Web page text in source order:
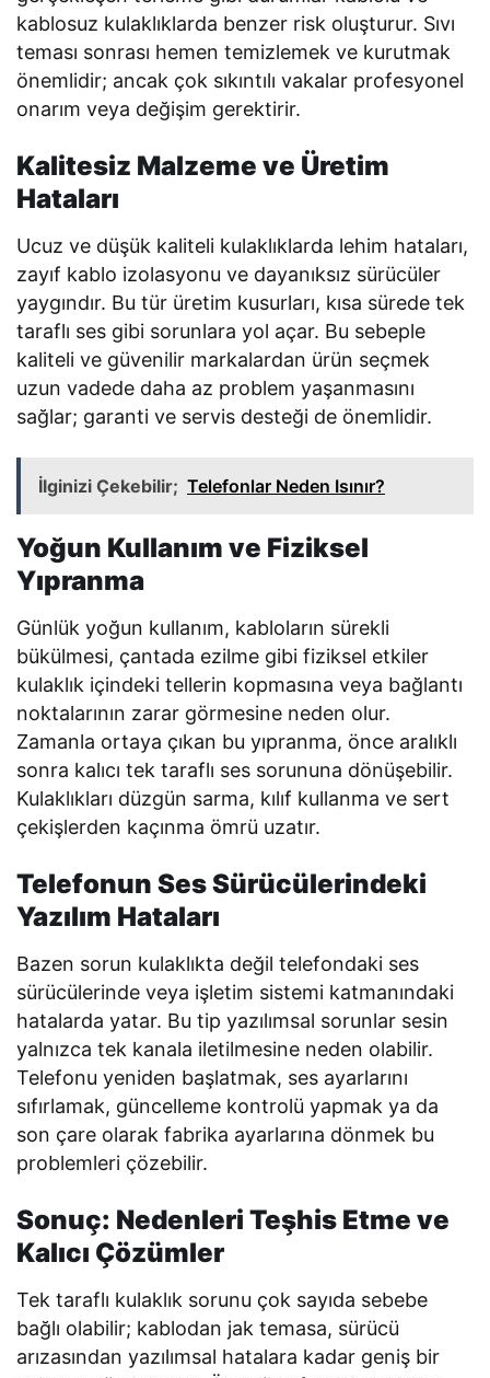
kablosuz kulaklıklarda benzer risk oluşturur. Sıvı
teması sonrası hemen temizlemek ve kurutmak
önemlidir; ancak çok sıkıntılı vakalar profesyonel
onarım veya değişim gerektirir.
Kalitesiz Malzeme ve Üretim
Hataları
Ucuz ve düşük kaliteli kulaklıklarda lehim hataları,
zayıf kablo izolasyonu ve dayanıksız sürücüler
yaygındır. Bu tür üretim kusurları, kısa sürede tek
taraflı ses gibi sorunlara yol açar. Bu sebeple
kaliteli ve güvenilir markalardan ürün seçmek
uzun vadede daha az problem yaşanmasını
sağlar; garanti ve servis desteği de önemlidir.
İlginizi Çekebilir; Telefonlar Neden Isınır?
Yoğun Kullanım ve Fiziksel
Yıpranma
Günlük yoğun kullanım, kabloların sürekli
bükülmesi, çantada ezilme gibi fiziksel etkiler
kulaklık içindeki tellerin kopmasına veya bağlantı
noktalarının zarar görmesine neden olur.
Zamanla ortaya çıkan bu yıpranma, önce aralıklı
sonra kalıcı tek taraflı ses sorununa dönüşebilir.
Kulaklıkları düzgün sarma, kılıf kullanma ve sert
çekişlerden kaçınma ömrü uzatır.
Telefonun Ses Sürücülerindeki
Yazılım Hataları
Bazen sorun kulaklıkta değil telefondaki ses
sürücülerinde veya işletim sistemi katmanındaki
hatalarda yatar. Bu tip yazılımsal sorunlar sesin
yalnızca tek kanala iletilmesine neden olabilir.
Telefonu yeniden başlatmak, ses ayarlarını
sıfırlamak, güncelleme kontrolü yapmak ya da
son çare olarak fabrika ayarlarına dönmek bu
problemleri çözebilir.
Sonuç: Nedenleri Teşhis Etme ve
Kalıcı Çözümler
Tek taraflı kulaklık sorunu çok sayıda sebebe
bağlı olabilir; kablodan jak temasa, sürücü
arızasından yazılımsal hatalara kadar geniş bir